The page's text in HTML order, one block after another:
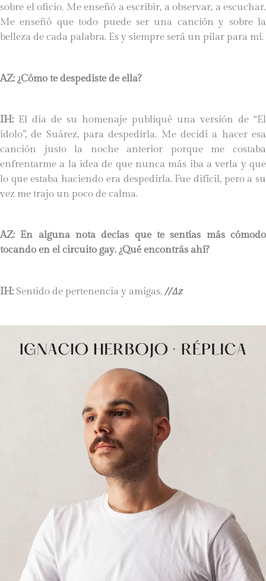
sobre el oficio. Me enseñó a escribir, a observar, a escuchar.
Me enseñó que todo puede ser una canción y sobre la
belleza de cada palabra. Es y siempre será un pilar para mí.
AZ: ¿Cómo te despediste de ella?
IH: El día de su homenaje publiqué una versión de “El
ídolo”, de Suárez, para despedirla. Me decidí a hacer esa
canción justo la noche anterior porque me costaba
enfrentarme a la idea de que nunca más iba a verla y que
lo que estaba haciendo era despedirla. Fue difícil, pero a su
vez me trajo un poco de calma.
AZ: En alguna nota decías que te sentías más cómodo
tocando en el circuito gay. ¿Qué encontrás ahí?
IH: Sentido de pertenencia y amigas. //∆z